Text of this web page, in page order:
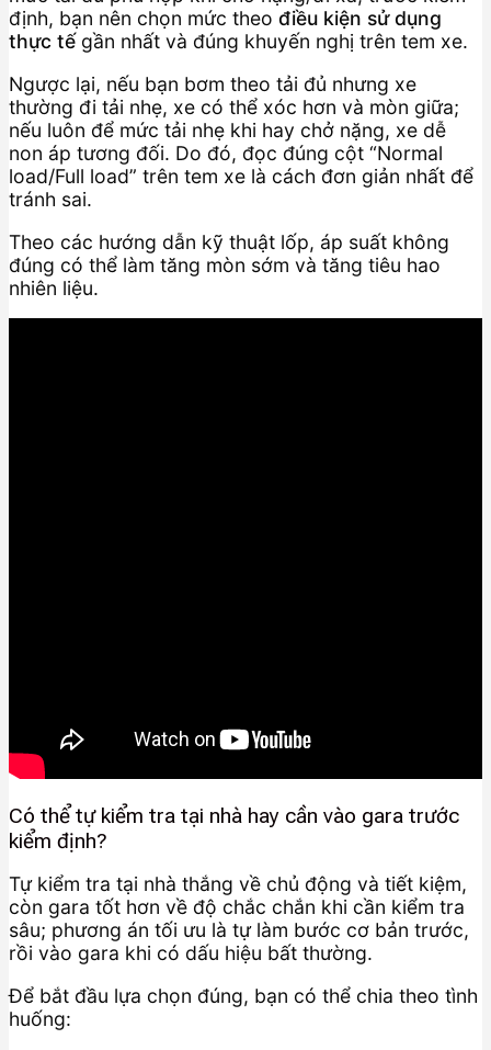
định, bạn nên chọn mức theo điều kiện sử dụng
thực tếgần nhất và đúng khuyến nghị trên tem xe.
Ngược lại, nếu bạn bơm theo tải đủ nhưng xe
thường đi tải nhẹ, xe có thể xóc hơn và mòn giữa;
nếu luôn để mức tải nhẹ khi hay chở nặng, xe dễ
non áp tương đối. Do đó, đọc đúng cột “Normal
load/Full load” trên tem xe là cách đơn giản nhất để
tránh sai.
Theo các hướng dẫn kỹ thuật lốp, áp suất không
đúng có thể làm tăng mòn sớm và tăng tiêu hao
nhiên liệu.
Có thể tự kiểm tra tại nhà hay cần vào gara trước
kiểm định?
Tự kiểm tra tại nhà thắng về chủ động và tiết kiệm,
còn gara tốt hơn về độ chắc chắn khi cần kiểm tra
sâu; phương án tối ưu là tự làm bước cơ bản trước,
rồi vào gara khi có dấu hiệu bất thường.
Để bắt đầu lựa chọn đúng, bạn có thể chia theo tình
huống: